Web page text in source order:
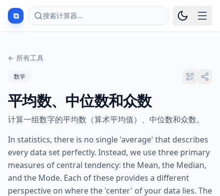
⧉ 搜索计算器...
← 所有工具
数学
平均数、中位数和众数
计算一组数字的平均数（算术平均值）、中位数和众数。
In statistics, there is no single 'average' that describes
every data set perfectly. Instead, we use three primary
measures of central tendency: the Mean, the Median,
and the Mode. Each of these provides a different
perspective on where the 'center' of your data lies. The